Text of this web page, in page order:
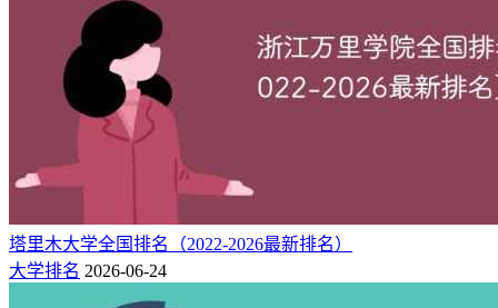
名为第282位。
排
名
院校
类
型
办学层次
北方民族
宁夏 银
二：北方民族大学简介
北方民族大学直属于国家民族事务委员会，是一所综合性普通
高等院校。学校坐落在“塞上江南”——宁夏回族自治区首府银
塔里木大学全国排名（2022-2026最新排名）
大学排名 2026-06-24